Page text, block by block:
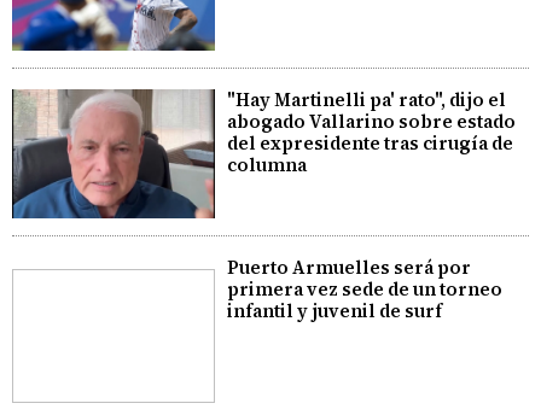
"Hay Martinelli pa' rato", dijo el
abogado Vallarino sobre estado
del expresidente tras cirugía de
columna
Puerto Armuelles será por
primera vez sede de un torneo
infantil y juvenil de surf